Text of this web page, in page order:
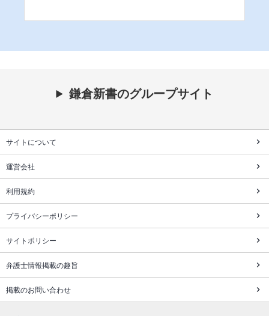
鎌倉新書のグループサイト
サイトについて
運営会社
利用規約
プライバシーポリシー
サイトポリシー
弁護士情報掲載の趣旨
掲載のお問い合わせ